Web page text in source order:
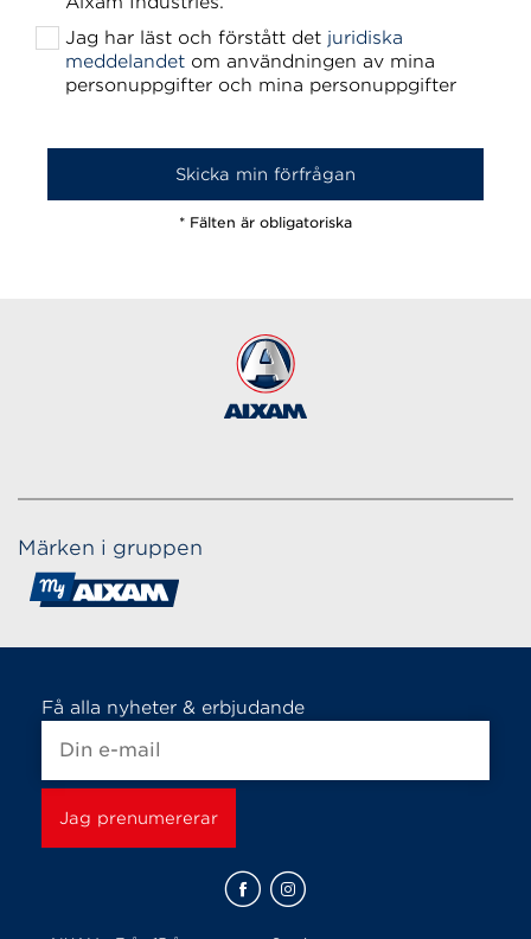
Jag har läst och förstått det juridiska
meddelandet om användningen av mina
personuppgifter och mina personuppgifter
* Fälten är obligatoriska
Märken i gruppen
Få alla nyheter & erbjudande